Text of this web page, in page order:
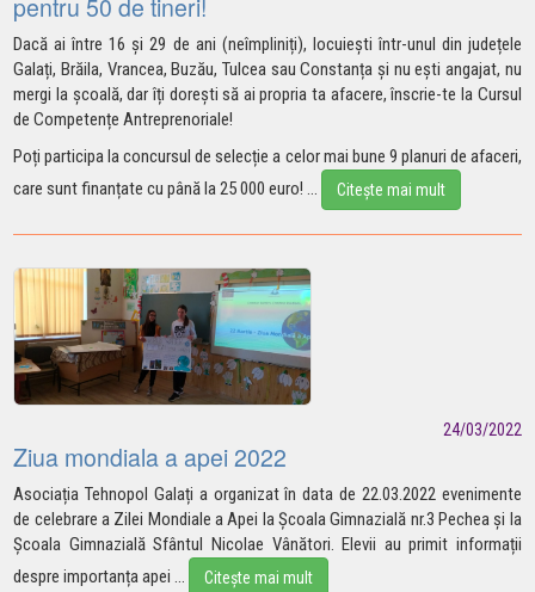
pentru 50 de tineri!
Dacă ai între 16 și 29 de ani (neîmpliniți), locuiești într-unul din județele
Galați, Brăila, Vrancea, Buzău, Tulcea sau Constanța și nu ești angajat, nu
mergi la școală, dar îți dorești să ai propria ta afacere, înscrie-te la Cursul
de Competențe Antreprenoriale!
Poți participa la concursul de selecție a celor mai bune 9 planuri de afaceri,
care sunt finanțate cu până la25 000 euro! ... Citește mai mult
24/03/2022
Ziua mondiala a apei 2022
Asociația Tehnopol Galați a organizat în data de 22.03.2022 evenimente
de celebrare a Zilei Mondiale a Apei la Școala Gimnazială nr.3 Pechea și la
Școala Gimnazială Sfântul Nicolae Vânători. Elevii au primit informații
despre importanțaapei ... Citește mai mult